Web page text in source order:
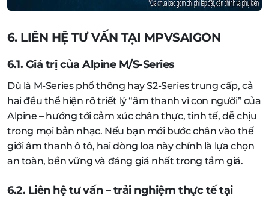
6. LIÊN HỆ TƯ VẤN TẠI MPVSAIGON
6.1. Giá trị của Alpine M/S-Series
Dù là M-Series phổ thông hay S2-Series trung cấp, cả
hai đều thể hiện rõ triết lý “âm thanh vì con người” của
Alpine – hướng tới cảm xúc chân thực, tinh tế, dễ chịu
trong mọi bản nhạc. Nếu bạn mới bước chân vào thế
giới âm thanh ô tô, hai dòng loa này chính là lựa chọn
an toàn, bền vững và đáng giá nhất trong tầm giá.
6.2. Liên hệ tư vấn – trải nghiệm thực tế tại